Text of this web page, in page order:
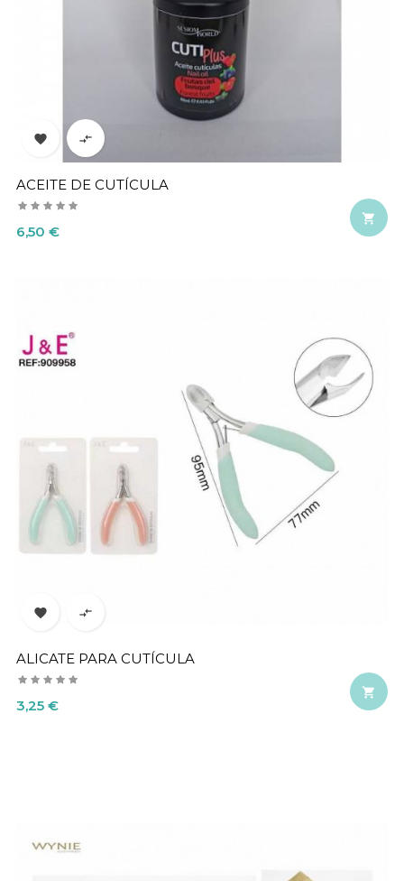
 
ACEITE DE CUTÍCULA
Precio
6,50 €

 
ALICATE PARA CUTÍCULA
Precio
3,25 €
